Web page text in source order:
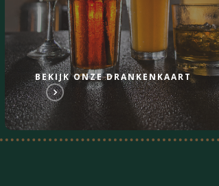
BEKIJK ONZE DRANKENKAART